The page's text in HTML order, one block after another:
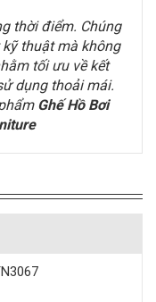
thời điểm. Chúng
thuật mà không
tối ưu về kết
dụng thoải mái.
Ghế Hồ Bơi